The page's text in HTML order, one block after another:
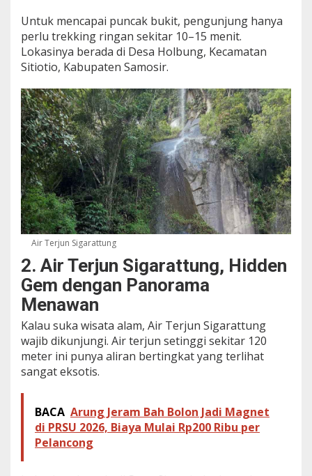
Untuk mencapai puncak bukit, pengunjung hanya
perlu trekking ringan sekitar 10–15 menit.
Lokasinya berada di Desa Holbung, Kecamatan
Sitiotio, Kabupaten Samosir.
Air Terjun Sigarattung
2. Air Terjun Sigarattung, Hidden
Gem dengan Panorama
Menawan
Kalau suka wisata alam, Air Terjun Sigarattung
wajib dikunjungi. Air terjun setinggi sekitar 120
meter ini punya aliran bertingkat yang terlihat
sangat eksotis.
BACA Arung Jeram Bah Bolon Jadi Magnet
di PRSU 2026, Biaya Mulai Rp200 Ribu per
Pelancong